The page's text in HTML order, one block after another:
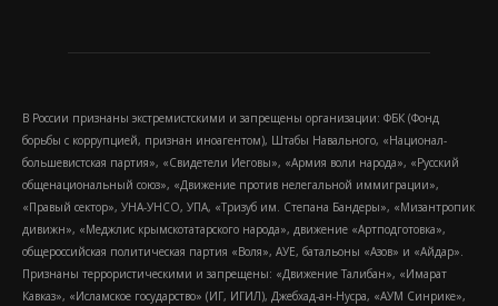
В России признаны экстремистскими и запрещены организации: ФБК (Фонд
борьбы с коррупцией, признан иноагентом), Штабы Навального, «Национал-
большевистская партия», «Свидетели Иеговы», «Армия воли народа», «Русский
общенациональный союз», «Движение против нелегальной иммиграции»,
«Правый сектор», УНА-УНСО, УПА, «Тризуб им. Степана Бандеры», «Мизантропик
дивижн», «Меджлис крымскотатарского народа», движение «Артподготовка»,
общероссийская политическая партия «Воля», АУЕ, батальоны «Азов» и «Айдар».
Признаны террористическими и запрещены: «Движение Талибан», «Имарат
Кавказ», «Исламское государство» (ИГ, ИГИЛ), Джебхад-ан-Нусра, «АУМ Синрике»,